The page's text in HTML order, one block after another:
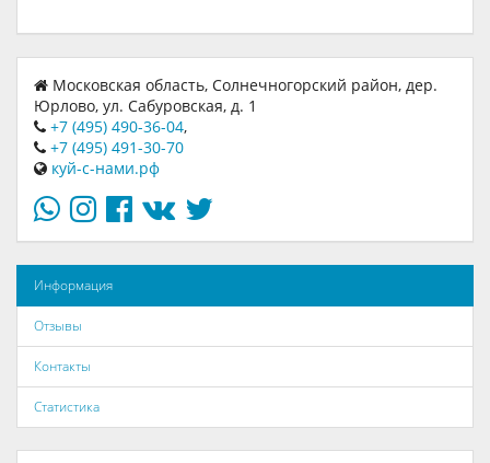
Московская область, Солнечногорский район, дер.
Юрлово, ул. Сабуровская, д. 1
+7 (495) 490-36-04,
+7 (495) 491-30-70
куй-с-нами.рф
Информация
Отзывы
Контакты
Статистика